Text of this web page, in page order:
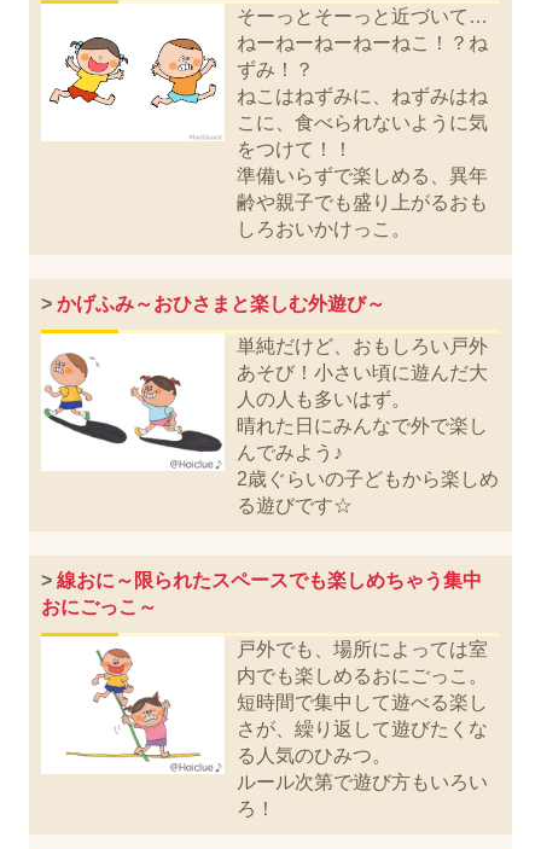
そーっとそーっと近づいて…
ねーねーねーねーねこ！？ね
ずみ！？
ねこはねずみに、ねずみはね
こに、食べられないように気
をつけて！！
準備いらずで楽しめる、異年
齢や親子でも盛り上がるおも
しろおいかけっこ。
> かげふみ～おひさまと楽しむ外遊び～
単純だけど、おもしろい戸外
あそび！小さい頃に遊んだ大
人の人も多いはず。
晴れた日にみんなで外で楽し
んでみよう♪
2歳ぐらいの子どもから楽しめ
る遊びです☆
> 線おに～限られたスペースでも楽しめちゃう集中
おにごっこ～
戸外でも、場所によっては室
内でも楽しめるおにごっこ。
短時間で集中して遊べる楽し
さが、繰り返して遊びたくな
る人気のひみつ。
ルール次第で遊び方もいろい
ろ！